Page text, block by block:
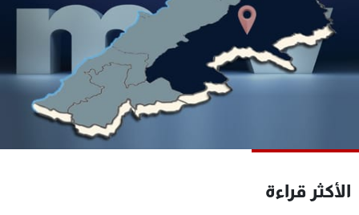
الأكثر قراءة
البرامج
جدول البرامج
شاهد البرامج
الترددات
الإنـتـاج
تواصل معنا